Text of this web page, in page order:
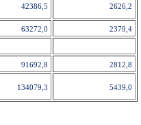
42386,5 2626,2
63272,0 2379,4
91692,8 2812,8
134079,3 5439,0